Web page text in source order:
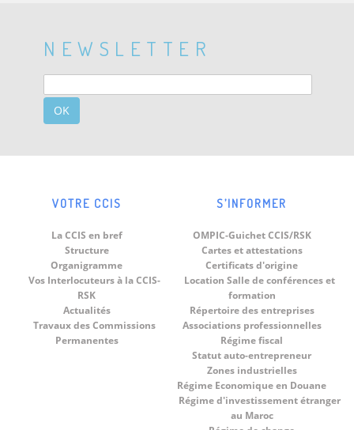
NEWSLETTER
OK
VOTRE CCIS
La CCIS en bref
Structure
Organigramme
Vos Interlocuteurs à la CCIS-
RSK
Actualités
Travaux des Commissions
Permanentes
S’INFORMER
OMPIC-Guichet CCIS/RSK
Cartes et attestations
Certificats d'origine
Location Salle de conférences et
formation
Répertoire des entreprises
Associations professionnelles
Régime fiscal
Statut auto-entrepreneur
Zones industrielles
Régime Economique en Douane
Régime d'investissement étranger
au Maroc